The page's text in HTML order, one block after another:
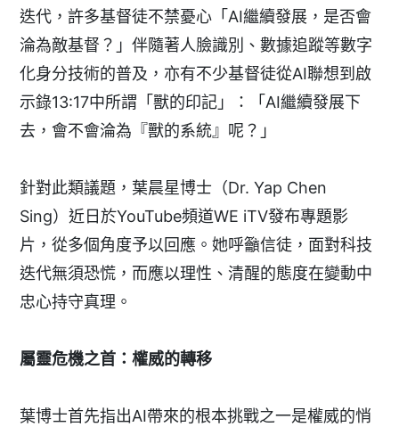
迭代，許多基督徒不禁憂心「AI繼續發展，是否會
淪為敵基督？」伴隨著人臉識別、數據追蹤等數字
化身分技術的普及，亦有不少基督徒從AI聯想到啟
示錄13:17中所謂「獸的印記」：「AI繼續發展下
去，會不會淪為『獸的系統』呢？」
針對此類議題，葉晨星博士（Dr. Yap Chen
Sing）近日於YouTube頻道WE iTV發布專題影
片，從多個角度予以回應。她呼籲信徒，面對科技
迭代無須恐慌，而應以理性、清醒的態度在變動中
忠心持守真理。
屬靈危機之首：權威的轉移
葉博士首先指出AI帶來的根本挑戰之一是權威的悄